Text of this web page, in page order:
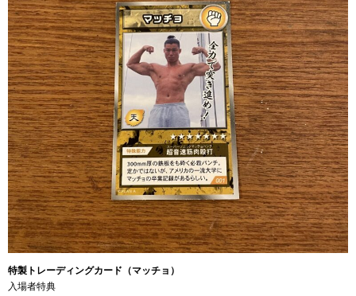
特製トレーディングカード（マッチョ）
入場者特典